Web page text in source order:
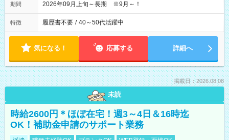
期間 2026年09月上旬～長期 ※9月～！
特徴 履歴書不要 / 40～50代活躍中
気になる！ 応募する 詳細へ
掲載日：2026.08.08
未読
時給2600円＊ほぼ在宅！週3～4日＆16時迄
OK！補助金申請のサポート業務